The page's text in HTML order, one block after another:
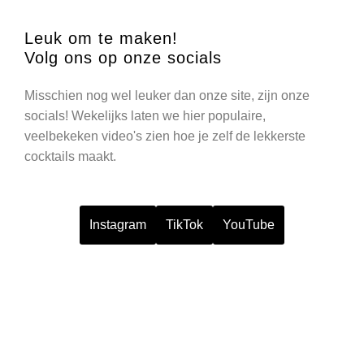
Leuk om te maken!
Volg ons op onze socials
Misschien nog wel leuker dan onze site, zijn onze
socials! Wekelijks laten we hier populaire,
veelbekeken video's zien hoe je zelf de lekkerste
cocktails maakt.
Instagram TikTok YouTube